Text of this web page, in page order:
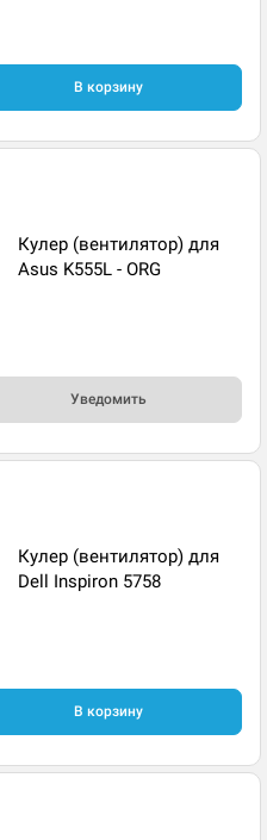
В корзину
Кулер (вентилятор) для
Asus K555L - ORG
Уведомить
Кулер (вентилятор) для
Dell Inspiron 5758
В корзину